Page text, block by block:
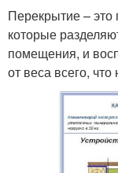
Перекрытие – это
которые
помещения, и
от веса всего,